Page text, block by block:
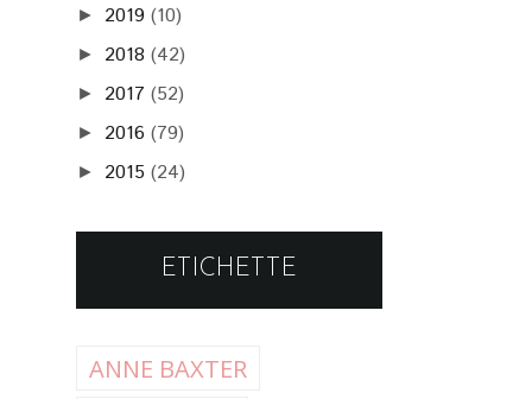
► 2019 (10)
► 2018 (42)
► 2017 (52)
► 2016 (79)
► 2015 (24)
ETICHETTE
ANNE BAXTER